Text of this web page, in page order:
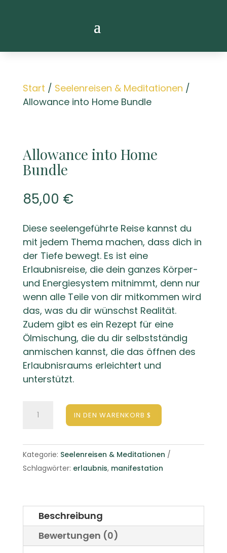
Start / Seelenreisen & Meditationen /
Allowance into Home Bundle
Allowance into Home
Bundle
85,00 €
Diese seelengeführte Reise kannst du
mit jedem Thema machen, dass dich in
der Tiefe bewegt. Es ist eine
Erlaubnisreise, die dein ganzes Körper-
und Energiesystem mitnimmt, denn nur
wenn alle Teile von dir mitkommen wird
das, was du dir wünschst Realität.
Zudem gibt es ein Rezept für eine
Ölmischung, die du dir selbstständig
anmischen kannst, die das öffnen des
Erlaubnisraums erleichtert und
unterstützt.
Allowance
into
Bundle
Menge
IN DEN WARENKORB
Kategorie: Seelenreisen & Meditationen
Schlagwörter: erlaubnis, manifestation
Beschreibung
Bewertungen (0)